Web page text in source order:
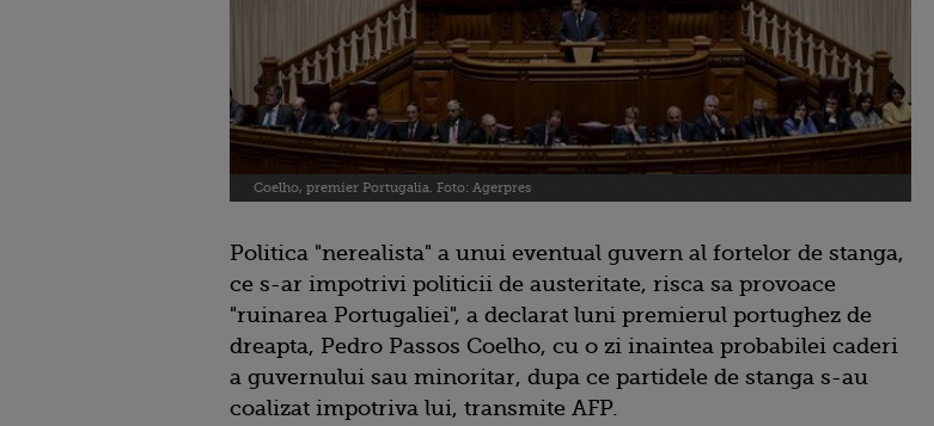
Coelho, premier Portugalia. Foto: Agerpres
Politica "nerealista" a unui eventual guvern al fortelor de stanga,
ce s-ar impotrivi politicii de austeritate, risca sa provoace
"ruinarea Portugaliei", a declarat luni premierul portughez de
dreapta, Pedro Passos Coelho, cu o zi inaintea probabilei caderi
a guvernului sau minoritar, dupa ce partidele de stanga s-au
coalizat impotriva lui, transmite AFP.